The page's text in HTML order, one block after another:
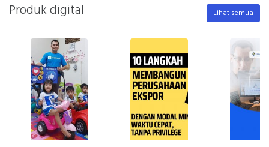
Produk digital Lihat semua